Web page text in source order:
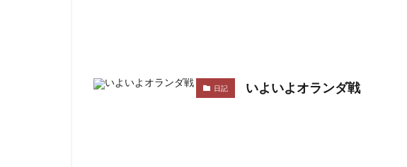
日記 いよいよオランダ戦